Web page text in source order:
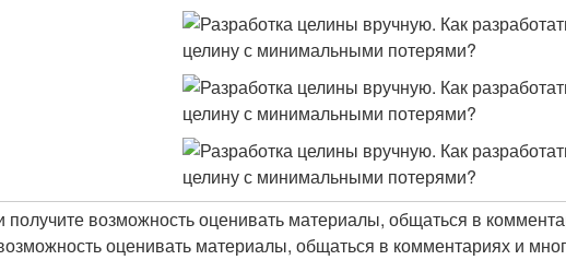
получите возможность оценивать материалы, общаться в
оценивать материалы, общаться в комментариях и